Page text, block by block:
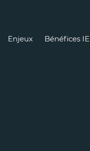
Enjeux Bénéfices IE